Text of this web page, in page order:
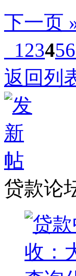
下一页
123456
返回列
贷款论